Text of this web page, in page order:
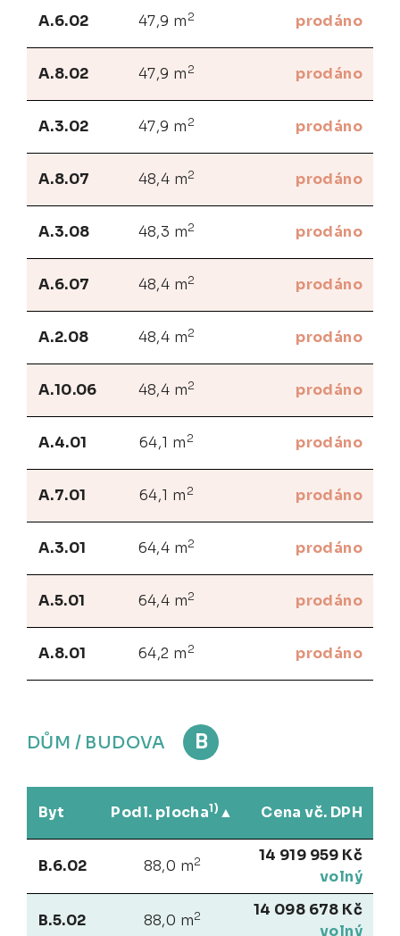
A.6.02 47,9 m 2 prodáno
A.8.02 47,9 m 2 prodáno
A.3.02 47,9 m 2 prodáno
A.8.07 48,4 m2 prodáno
A.3.08 48,3 m2 prodáno
A.6.07 48,4 m2 prodáno
A.2.08 48,4 m2 prodáno
A.10.06 48,4 m2 prodáno
A.4.01 64,1 m 2 prodáno
A.7.01 64,1 m 2 prodáno
A.3.01 64,4 m2 prodáno
A.5.01 64,4 m2 prodáno
A.8.01 64,2 m 2 prodáno
DŮM / BUDOVA B
Byt Podl. plocha1) Cena vč. DPH
B.6.02 88,0 m2
14 919 959 Kč
volný
B.5.02 88,0 m2
14 098 678 Kč
volný